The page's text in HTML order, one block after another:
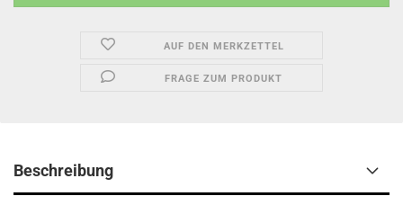
AUF DEN MERKZETTEL
FRAGE ZUM PRODUKT
Beschreibung